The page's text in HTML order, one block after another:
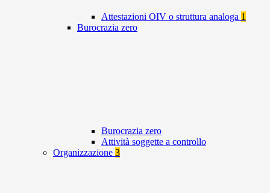
Attestazioni OIV o struttura analoga 1
Burocrazia zero
Burocrazia zero
Attività soggette a controllo
Organizzazione 3